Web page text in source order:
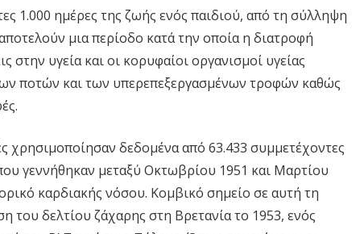
1.000 ημέρες της ζωής ενός παιδιού, από τη σύλληψη
μια περίοδο κατά την οποία η διατροφή
στην υγεία και οι κορυφαίοι οργανισμοί υγείας
ποτών και των υπερεπεξεργασμένων τροφών καθώς
χρησιμοποίησαν δεδομένα από 63.433 συμμετέχοντες
γεννήθηκαν μεταξύ Οκτωβρίου 1951 και Μαρτίου
καρδιακής νόσου. Κομβικό σημείο σε αυτή τη
του δελτίου ζάχαρης στη Βρετανία το 1953, ενός